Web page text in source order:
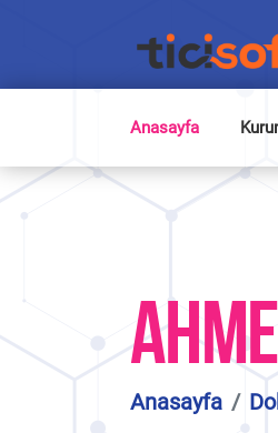
Anasayfa
Anasayfa